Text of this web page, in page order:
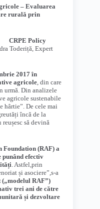
– Evaluarea
rurală prin
CRPE Policy
Toderiță, Expert
2017 în
agricole, din care
urmă. Din analizele
agricole sustenabile
hârtie”. De cele mai
încă de la
să devină
Foundation (RAF) a
efectiv
. Astfel,prin
și asociere”,s-a
RAF”)
trei ani de către
și dezvoltare